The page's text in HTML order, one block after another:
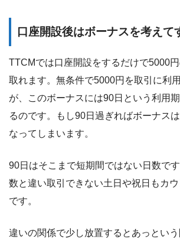
口座開設後はボーナスを考えて
TTCMでは口座開設をするだけで5000
取れます。無条件で5000円を取引に利
が、このボーナスには90日という利用
るのです。もし90日過ぎればボーナス
なってしまいます。
90日はそこまで短期間ではない日数で
数と違い取引できない土日や祝日もカ
です。
違いの関係で少し放置するとあっとい